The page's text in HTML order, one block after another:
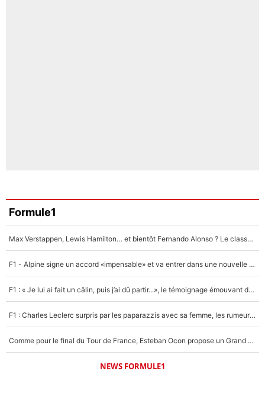
Formule1
Max Verstappen, Lewis Hamilton… et bientôt Fernando Alonso ? Le classement des pilotes les mieux payés en Formule 1 risque de changer !
F1 - Alpine signe un accord «impensable» et va entrer dans une nouvelle dimension : Grande nouvelle pour Pierre Gasly !
F1 : « Je lui ai fait un câlin, puis j’ai dû partir...», le témoignage émouvant de Max Verstappen sur sa fille
F1 : Charles Leclerc surpris par les paparazzis avec sa femme, les rumeurs étaient vraies !
Comme pour le final du Tour de France, Esteban Ocon propose un Grand Prix de Formule 1 à Paris : «Autour de l’Arc de Triomphe, ce serait génial» !
NEWS FORMULE1